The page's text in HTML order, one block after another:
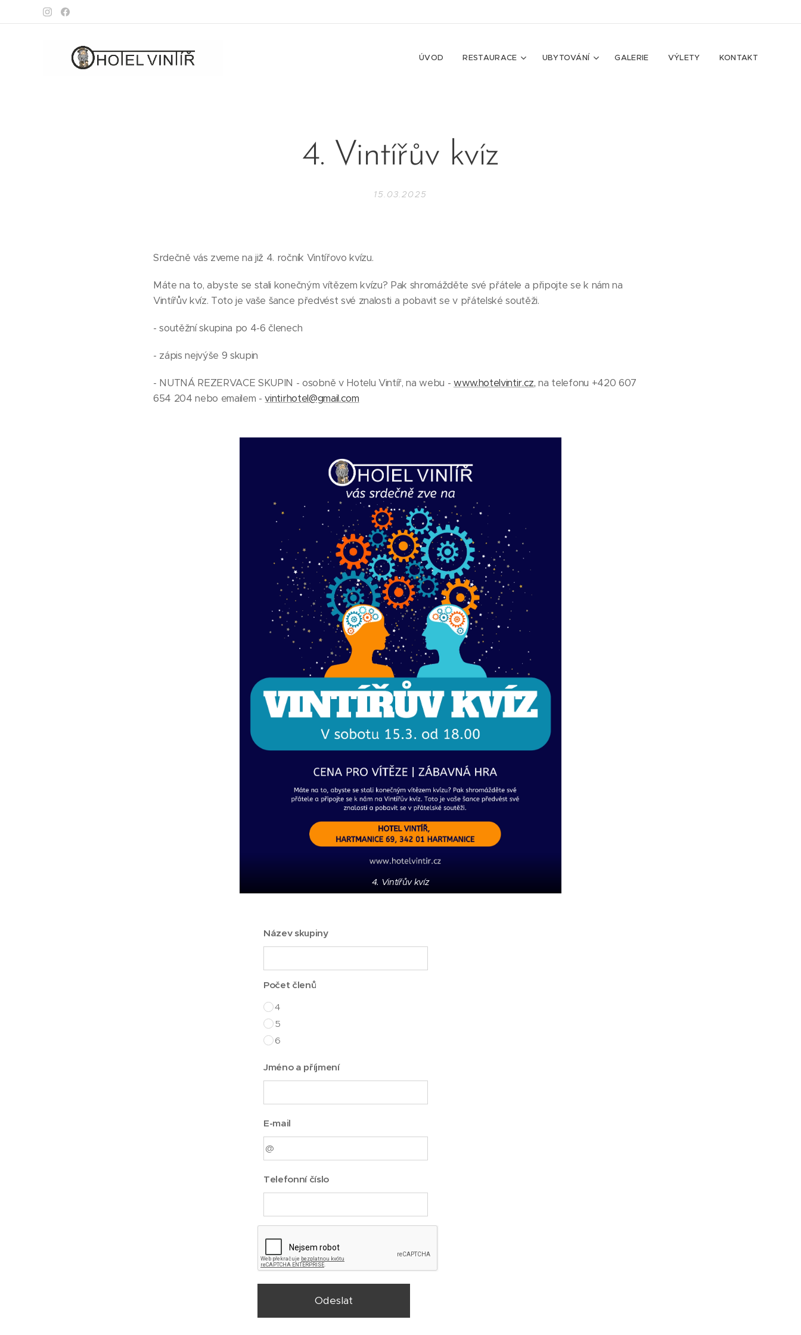
ÚVOD RESTAURACE UBYTOVÁNÍ GALERIE VÝLETY KONTAKT
4. Vintířův kvíz
15.03.2025
Srdečně vás zveme na již 4. ročník Vintířovo kvízu.
Máte na to, abyste se stali konečným vítězem kvízu? Pak shromážděte své přátele a připojte se k nám na
Vintířův kvíz. Toto je vaše šance předvést své znalosti a pobavit se v přátelské soutěži.
- soutěžní skupina po 4-6 členech
- zápis nejvýše 9 skupin
- NUTNÁ REZERVACE SKUPIN - osobně v Hotelu Vintíř, na webu - www.hotelvintir.cz, na telefonu +420 607
654 204 nebo emailem -vintirhotel@gmail.com
4. Vintířův kvíz
Název skupiny
Počet členů
4
5
6
Jméno a příjmení
E-mail
Telefonní číslo
Odeslat